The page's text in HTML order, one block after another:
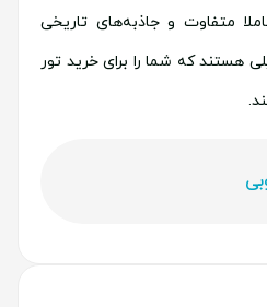
متفاوت و جاذبه‌های تاریخی
هستند که شما را برای خرید تور